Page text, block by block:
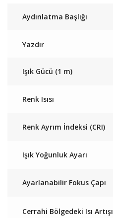
Aydınlatma Başlığı
Yazdır
Işık Gücü (1 m)
Renk Isısı
Renk Ayrım İndeksi (CRI)
Işık Yoğunluk Ayarı
Ayarlanabilir Fokus Çapı
Cerrahi Bölgedeki Isı Artışı